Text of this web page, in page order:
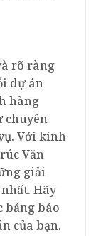
rõ ràng
dự án
hàng
chuyên
Với kinh
Văn
giải
Hãy
bảng báo
của bạn.